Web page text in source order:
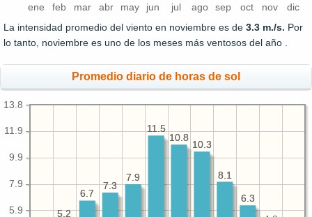
ene feb mar abr may jun jul ago sep oct nov dic
La intensidad promedio del viento en noviembre es de 3.3 m./s. Por
lo tanto, noviembre es uno de los meses más ventosos del año .
Promedio diario de horas de sol
5.9
7.9
9.9
11.9
13.8
6.3
8.1
10.3
10.8
11.5
7.9
7.3
6.7
5.2
6.3
8.1
10.3
10.8
11.5
7.9
7.3
6.7
5.2